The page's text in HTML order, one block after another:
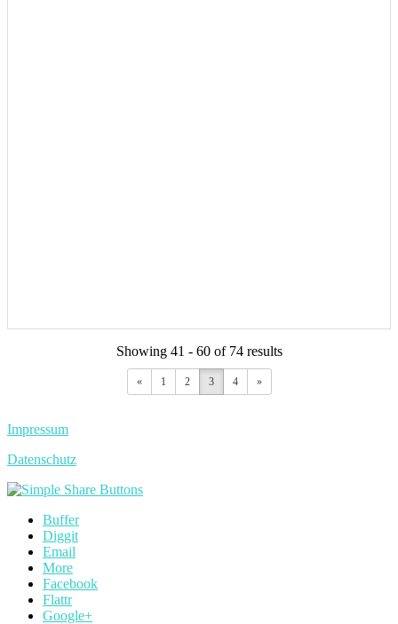
Showing 41 - 60 of 74 results
« 1 2 3 4 »
Impressum
Datenschutz
Buffer
Diggit
Email
More
Facebook
Flattr
Google+